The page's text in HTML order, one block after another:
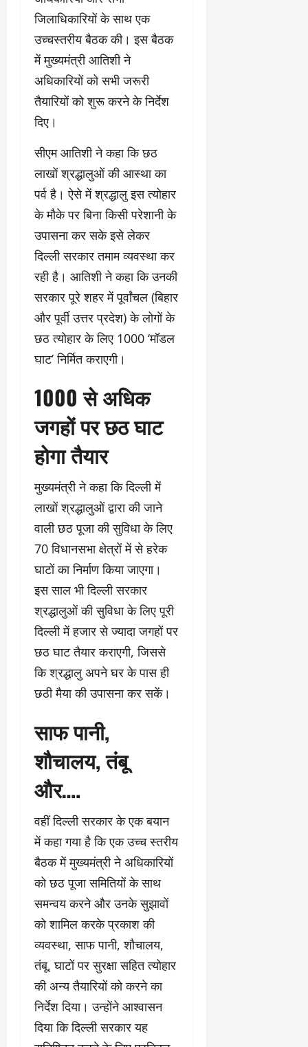
जिलाधिकारियों के साथ एक
उच्चस्तरीय बैठक की। इस बैठक
में मुख्यमंत्री आतिशी ने
अधिकारियों को सभी जरूरी
तैयारियों को शुरू करने के निर्देश
दिए।
सीएम आतिशी ने कहा कि छठ
लाखों श्रद्धालुओं की आस्था का
पर्व है। ऐसे में श्रद्धालु इस त्योहार
के मौके पर बिना किसी परेशानी के
उपासना कर सके इसे लेकर
दिल्ली सरकार तमाम व्यवस्था कर
रही है। आतिशी ने कहा कि उनकी
सरकार पूरे शहर में पूर्वांचल (बिहार
और पूर्वी उत्तर प्रदेश) के लोगों के
छठ त्योहार के लिए 1000 ‘मॉडल
घाट’ निर्मित कराएगी।
1000 से अधिक
जगहों पर छठ घाट
होगा तैयार
मुख्यमंत्री ने कहा कि दिल्ली में
लाखों श्रद्धालुओं द्वारा की जाने
वाली छठ पूजा की सुविधा के लिए
70 विधानसभा क्षेत्रों में से हरेक
घाटों का निर्माण किया जाएगा।
इस साल भी दिल्ली सरकार
श्रद्धालुओं की सुविधा के लिए पूरी
दिल्ली में हजार से ज्यादा जगहों पर
छठ घाट तैयार कराएगी, जिससे
कि श्रद्धालु अपने घर के पास ही
छठी मैया की उपासना कर सकें।
साफ पानी,
शौचालय, तंबू
और….
वहीं दिल्ली सरकार के एक बयान
में कहा गया है कि एक उच्च स्तरीय
बैठक में मुख्यमंत्री ने अधिकारियों
को छठ पूजा समितियों के साथ
समन्वय करने और उनके सुझावों
को शामिल करके प्रकाश की
व्यवस्था, साफ पानी, शौचालय,
तंबू, घाटों पर सुरक्षा सहित त्योहार
की अन्य तैयारियों को करने का
निर्देश दिया। उन्होंने आश्वासन
दिया कि दिल्ली सरकार यह